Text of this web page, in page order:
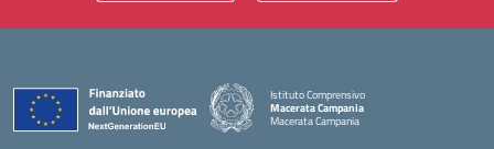
Istituto Comprensivo
Macerata Campania
Macerata Campania
— Visita la pagina iniziale della scuola